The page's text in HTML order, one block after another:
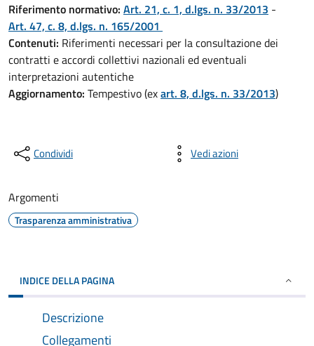
Riferimento normativo: Art. 21, c. 1, d.lgs. n. 33/2013 -
Art. 47, c. 8, d.lgs. n. 165/2001
Contenuti: Riferimenti necessari per la consultazione dei
contratti e accordi collettivi nazionali ed eventuali
interpretazioni autentiche
Aggiornamento: Tempestivo (exart. 8, d.lgs. n. 33/2013)
Condividi Vedi azioni
Argomenti
Trasparenza amministrativa
INDICE DELLA PAGINA
Descrizione
Collegamenti